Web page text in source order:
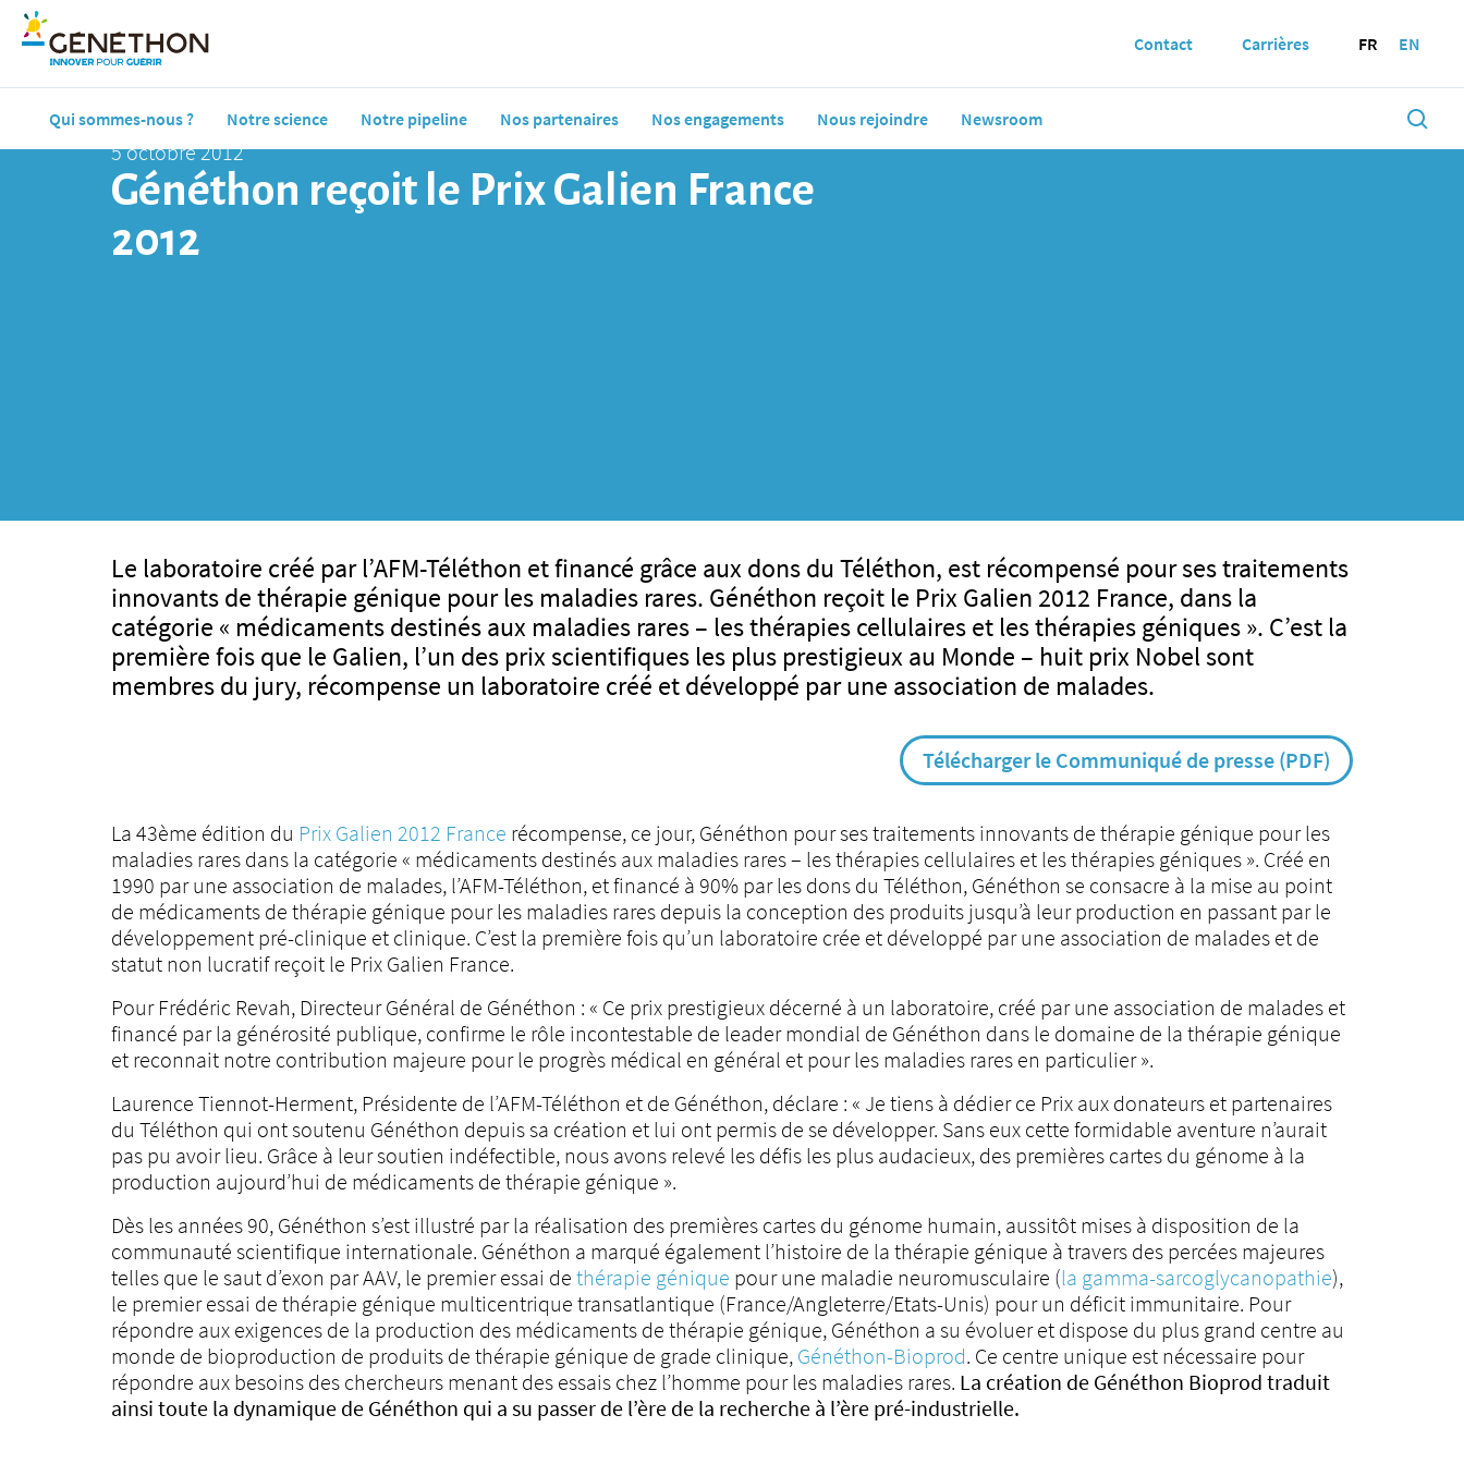
Qui sommes-nous ? Notre science Notre pipeline Nos partenaires Nos engagements Nous rejoindre Newsroom
Contact Carrières FR EN
5 octobre 2012
Généthon reçoit le Prix Galien France
2012
Le laboratoire créé par l’AFM-Téléthon et financé grâce aux dons du Téléthon, est récompensé pour ses traitements
innovants de thérapie génique pour les maladies rares. Généthon reçoit le Prix Galien 2012 France, dans la
catégorie « médicaments destinés aux maladies rares – les thérapies cellulaires et les thérapies géniques ». C’est la
première fois que le Galien, l’un des prix scientifiques les plus prestigieux au Monde – huit prix Nobel sont
membres du jury, récompense un laboratoire créé et développé par une association de malades.
Télécharger le Communiqué de presse (PDF)
La 43ème édition du Prix Galien 2012 France récompense, ce jour, Généthon pour ses traitements innovants de thérapie génique pour les
maladies rares dans la catégorie « médicaments destinés aux maladies rares – les thérapies cellulaires et les thérapies géniques ». Créé en
1990 par une association de malades, l’AFM-Téléthon, et financé à 90% par les dons du Téléthon, Généthon se consacre à la mise au point
de médicaments de thérapie génique pour les maladies rares depuis la conception des produits jusqu’à leur production en passant par le
développement pré-clinique et clinique. C’est la première fois qu’un laboratoire crée et développé par une association de malades et de
statut non lucratif reçoit le Prix Galien France.
Pour Frédéric Revah, Directeur Général de Généthon : « Ce prix prestigieux décerné à un laboratoire, créé par une association de malades et
financé par la générosité publique, confirme le rôle incontestable de leader mondial de Généthon dans le domaine de la thérapie génique
et reconnait notre contribution majeure pour le progrès médical en général et pour les maladies rares en particulier ».
Laurence Tiennot-Herment, Présidente de l’AFM-Téléthon et de Généthon, déclare : « Je tiens à dédier ce Prix aux donateurs et partenaires
du Téléthon qui ont soutenu Généthon depuis sa création et lui ont permis de se développer. Sans eux cette formidable aventure n’aurait
pas pu avoir lieu. Grâce à leur soutien indéfectible, nous avons relevé les défis les plus audacieux, des premières cartes du génome à la
production aujourd’hui de médicaments de thérapie génique ».
Dès les années 90, Généthon s’est illustré par la réalisation des premières cartes du génome humain, aussitôt mises à disposition de la
communauté scientifique internationale. Généthon a marqué également l’histoire de la thérapie génique à travers des percées majeures
telles que le saut d’exon par AAV, le premier essai de thérapie génique pour une maladie neuromusculaire (la gamma-sarcoglycanopathie),
le premier essai de thérapie génique multicentrique transatlantique (France/Angleterre/Etats-Unis) pour un déficit immunitaire. Pour
répondre aux exigences de la production des médicaments de thérapie génique, Généthon a su évoluer et dispose du plus grand centre au
monde de bioproduction de produits de thérapie génique de grade clinique, Généthon-Bioprod. Ce centre unique est nécessaire pour
répondre aux besoins des chercheurs menant des essais chez l’homme pour les maladies rares. La création de Généthon Bioprod traduit
ainsi toute la dynamique de Généthon qui a su passer de l’ère de la recherche à l’ère pré-industrielle.